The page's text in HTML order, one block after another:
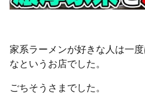
家系ラーメンが好きな人は一
なというお店でした。
ごちそうさまでした。